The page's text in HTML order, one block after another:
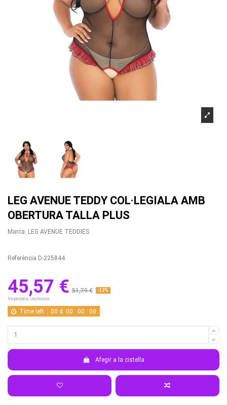
LEG AVENUE TEDDY COL·LEGIALA AMB
OBERTURA TALLA PLUS
Marca: LEG AVENUE TEDDIES
Referència D-225844
45,57 € 51,79 € -12%
Impostos inclosos
Time left 00 d. 00 :00 :00
Afegir a la cistella